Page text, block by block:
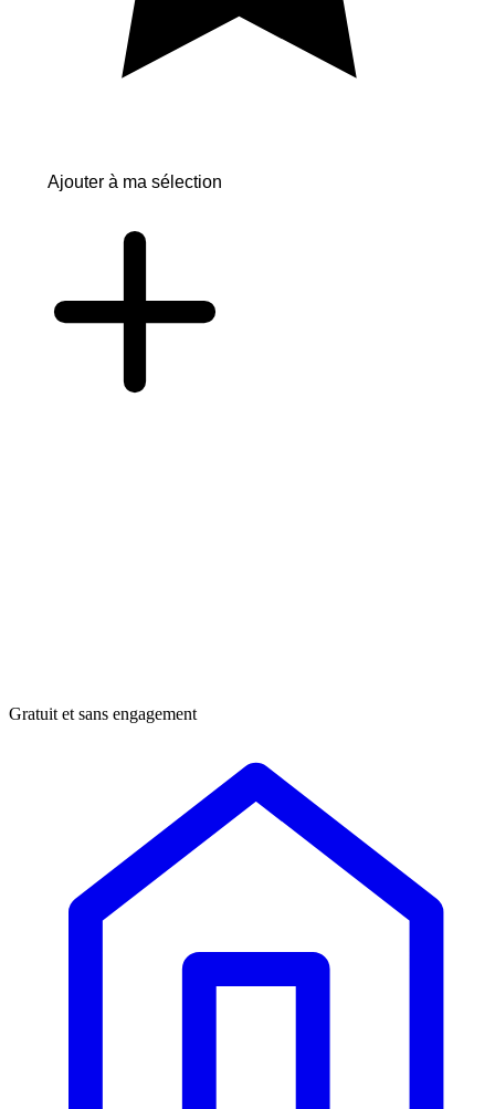
Ajouter à ma sélection
Gratuit et sans engagement